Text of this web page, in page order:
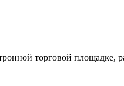
торговой площадке,